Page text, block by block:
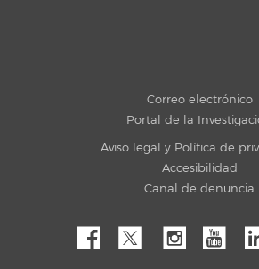
Correo electrónico
Portal de la
Aviso legal y Política de
Accesibilidad
Canal de denuncia